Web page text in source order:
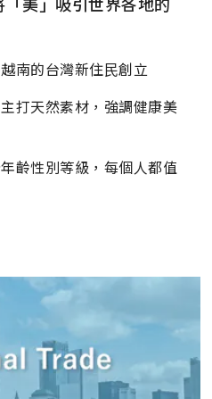
南的台灣新住⺠創立
打天然素材，強調健康美
齡性別等級，每個人都值